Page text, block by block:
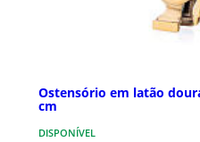
Ostensório em latão
cm
DISPONÍVEL